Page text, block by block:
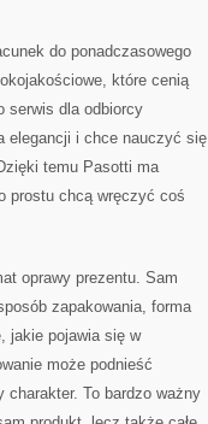
do ponadczasowego
które cenią
serwis dla odbiorcy
elegancji i chce nauczyć się
temu Pasotti ma
prostu chcą wręczyć coś
oprawy prezentu. Sam
zapakowania, forma
jakie pojawia się w
może podnieść
charakter. To bardzo ważny